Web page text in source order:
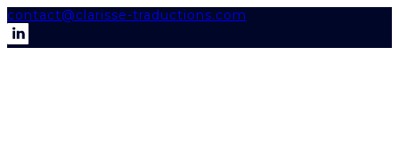
contact@clarisse-traductions.com